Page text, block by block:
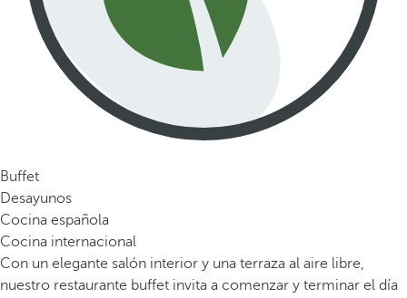
Buffet
Desayunos
Cocina española
Cocina internacional
Con un elegante salón interior y una terraza al aire libre,
nuestro restaurante buffet invita a comenzar y terminar el día